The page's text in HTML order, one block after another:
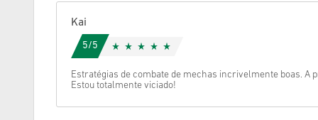
Kai
5/5
Estratégias de combate de mechas incrivelmente boas. A
Estou totalmente viciado!